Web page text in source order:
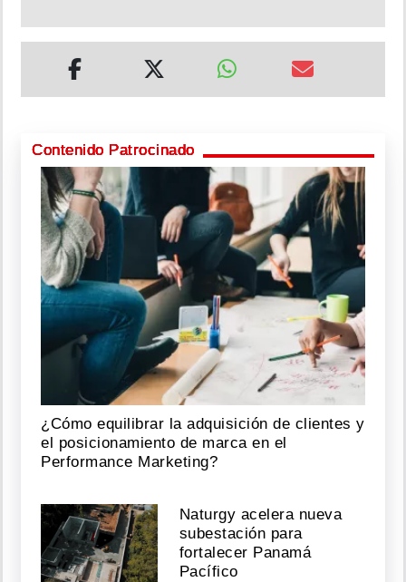
Contenido Patrocinado
¿Cómo equilibrar la adquisición de clientes y
el posicionamiento de marca en el
Performance Marketing?
Naturgy acelera nueva
subestación para
fortalecer Panamá
Pacífico